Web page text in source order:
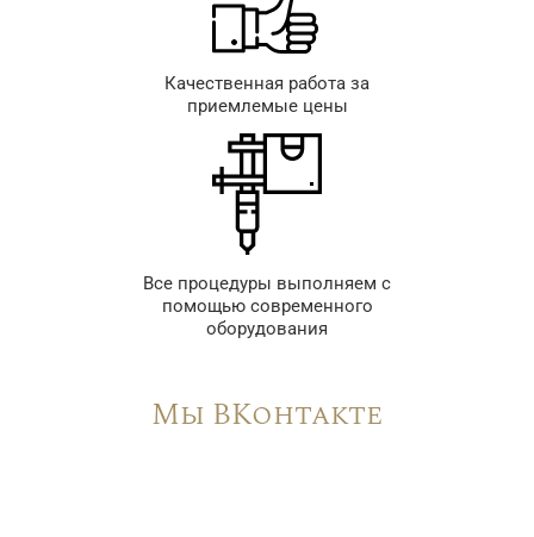
Качественная работа за
приемлемые цены
Все процедуры выполняем с
помощью современного
оборудования
Мы ВКонтакте